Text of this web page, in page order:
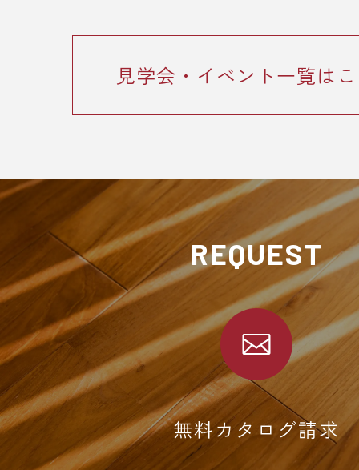
見学会・イベント一覧は
REQUEST
無料カタログ請求